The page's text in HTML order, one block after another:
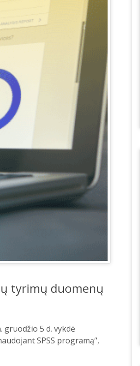
tyrimų duomenų
gruodžio 5 d. vykdė
SPSS programą“,